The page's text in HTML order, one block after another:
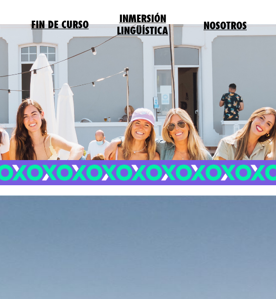
FIN DE CURSO
INMERSIÓN
LINGÜÍSTICA
NOSOTROS